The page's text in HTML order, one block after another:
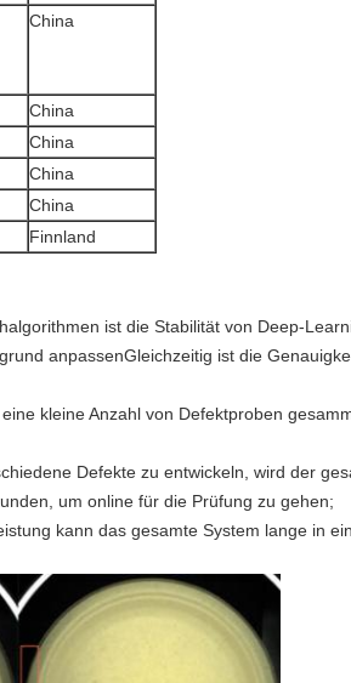
China
China
China
China
China
Finnland
ist die Stabilität von Deep-
anpassenGleichzeitig ist die
kleine Anzahl von Defektproben
Defekte zu entwickeln, wird der
um online für die Prüfung zu gehen;
kann das gesamte System lange in